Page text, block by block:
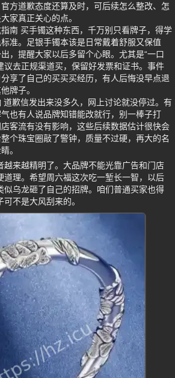
方道歉态度还算及时，可后续怎么整改、怎
家真正关心的点。
南 买手镯这种东西，千万别只看牌子，得学
准。足银手镯本该是日常戴着舒服又保值
，提醒大家以后多留个心眼。尤其是“一口
议去正规渠道买，保留好发票和证书。事件
享了自己的买买买经历，有人后悔没早点退
牌子。
道歉信发出来没多久，网上讨论就没停过。有
也有人说品牌知错能改就行，别一棒子打
客流有没有影响，这些后续数据估计很快会
个珠宝圈敲了警钟，质量不过硬，再大的名
。
越来越精明了。大品牌不能光靠广告和门店
道理。希望周六福这次吃一堑长一智，以后
似乌龙砸了自己的招牌。咱们普通买家也得
不是大风刮来的。